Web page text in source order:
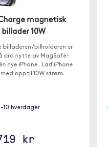
magnetisk
10W
billaderen/bilholderen er
dra nytte av MagSafe-
nye iPhone . Lad iPhone
opptil 10W strøm.
10 hverdager
kr